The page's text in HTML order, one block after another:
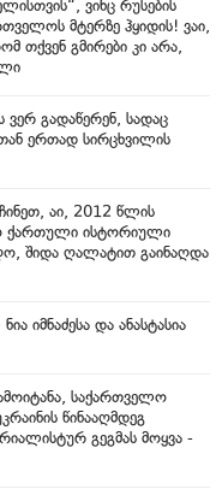
ვინც რუსების
მტერზე ჰყიდის! ვაი,
თქვენ გმირები კი არა,
ვერ გადაწერენ, სადაც
ერთად სირცხვილის
აი, 2012 წლის
ქართული ისტორიული
შიდა ღალატით გაინაღდა
იმნაძესა და ანასტასია
საქართველო
წინააღმდეგ
გეგმას მოყვა -